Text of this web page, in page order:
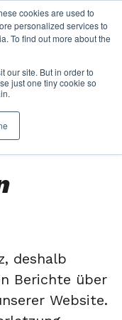
cookies are used to
personalized services to
To find out more about the
our site. But in order to
just one tiny cookie so
.
deshalb
Berichte über
Website.